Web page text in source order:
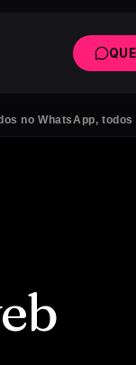
todos os dias